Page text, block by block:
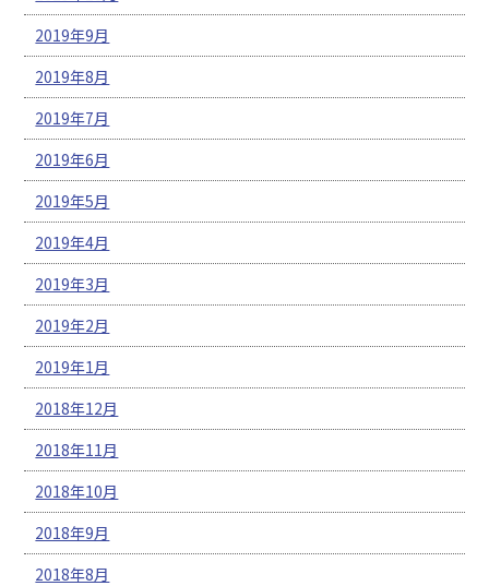
2019年9月
2019年8月
2019年7月
2019年6月
2019年5月
2019年4月
2019年3月
2019年2月
2019年1月
2018年12月
2018年11月
2018年10月
2018年9月
2018年8月